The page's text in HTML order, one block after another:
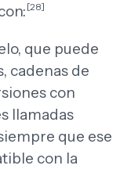
[28]
que puede
cadenas de
con
llamadas
que ese
con la